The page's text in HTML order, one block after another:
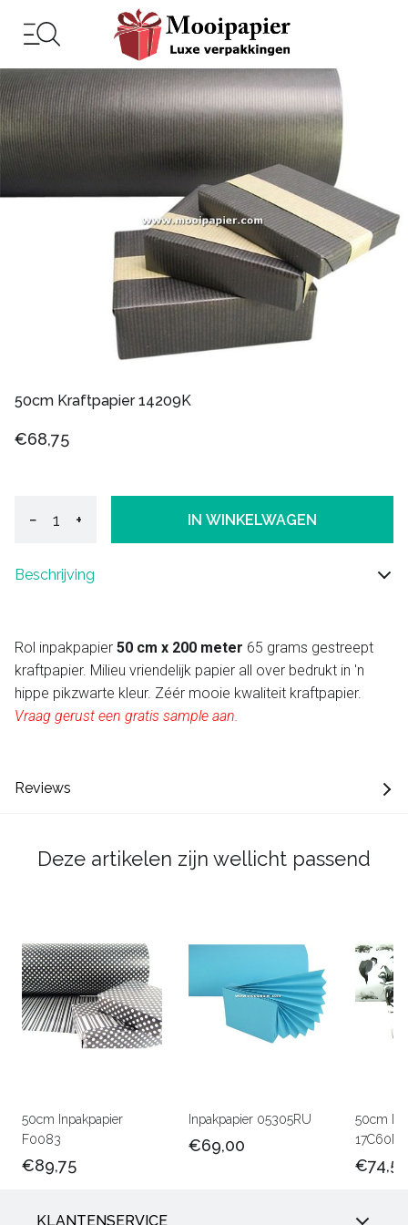
50cm Kraftpapier 14209K
€68,75
− + IN WINKELWAGEN
Beschrijving
Rol inpakpapier 50 cm x 200 meter 65 grams gestreept
kraftpapier. Milieu vriendelijk papier all over bedrukt in 'n
hippe pikzwarte kleur. Zéér mooie kwaliteit kraftpapier.
Vraag gerust een gratis sample aan.
Reviews
Deze artikelen zijn wellicht passend
50cm Inpakpapier
F0083
€89,75
Inpakpapier 05305RU
€69,00
50cm
€74,50
KLANTENSERVICE